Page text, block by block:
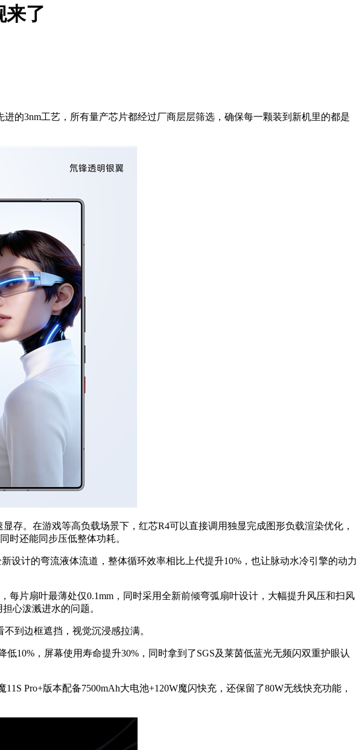
来了
3nm工艺，所有量产芯片都经过厂商层层筛选，确保每一颗装到新机里的都是
。在游戏等高负载场景下，红芯R4可以直接调用独显完成图形负载渲染优化，
时还能同步压低整体功耗。
计的弯流液体流道，整体循环效率相比上代提升10%，也让脉动水冷引擎的动力
片扇叶最薄处仅0.1mm，同时采用全新前倾弯弧扇叶设计，大幅提升风压和扫风
心泼溅进水的问题。
到边框遮挡，视觉沉浸感拉满。
，屏幕使用寿命提升30%，同时拿到了SGS及莱茵低蓝光无频闪双重护眼认
Pro+版本配备7500mAh大电池+120W魔闪快充，还保留了80W无线快充功能，